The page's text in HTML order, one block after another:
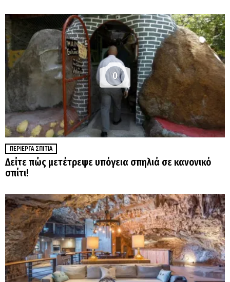
0
ΠΕΡΊΕΡΓΑ ΣΠΊΤΙΑ
Δείτε πώς μετέτρεψε υπόγεια σπηλιά σε κανονικό
σπίτι!